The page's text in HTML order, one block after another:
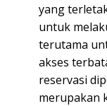
yang
untuk
terutama
akses
reservasi
merupakan